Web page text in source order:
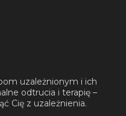
uzależnionym i ich
odtrucia i terapię –
Cię z uzależnienia.